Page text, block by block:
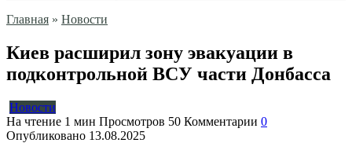
Главная » Новости
Киев расширил зону эвакуации в
подконтрольной ВСУ части Донбасса
Новости
На чтение 1 мин Просмотров 50 Комментарии 0
Опубликовано 13.08.2025